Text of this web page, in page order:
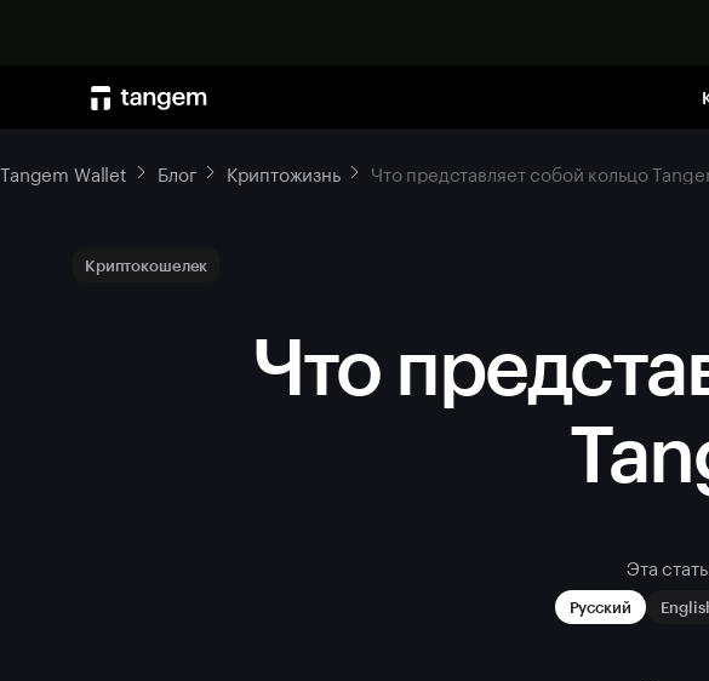
Tangem Wallet Блог Криптожизнь Что представляет собой кольцо
Криптокошелек
Что
Эта
Русский